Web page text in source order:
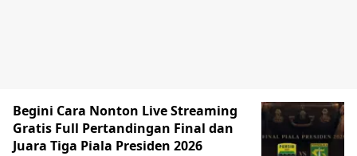
Begini Cara Nonton Live Streaming
Gratis Full Pertandingan Final dan
Juara Tiga Piala Presiden 2026